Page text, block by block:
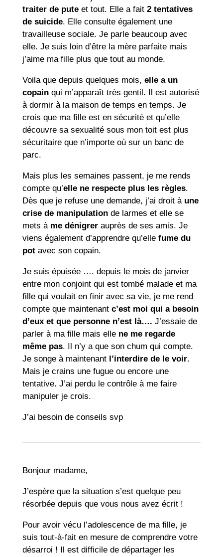
traiter de puteet tout. Elle a fait 2 tentatives
de suicide. Elle consulte également une
travailleuse sociale. Je parle beaucoup avec
elle. Je suis loin d’être la mère parfaite mais
j’aime ma fille plus que tout au monde.
Voila que depuis quelques mois, elle a un
copainqui m’apparaît très gentil. Il est autorisé
à dormir à la maison de temps en temps. Je
crois que ma fille est en sécurité et qu’elle
découvre sa sexualité sous mon toit est plus
sécuritaire que n’importe où sur un banc de
parc.
Mais plus les semaines passent, je me rends
compte qu’elle ne respecte plus les règles.
Dès que je refuse une demande, j’ai droit à une
crise de manipulationde larmes et elle se
mets à me dénigrerauprès de ses amis. Je
viens également d’apprendre qu’elle fume du
potavec son copain.
Je suis épuisée …. depuis le mois de janvier
entre mon conjoint qui est tombé malade et ma
fille qui voulait en finir avec sa vie, je me rend
compte que maintenant c’est moi qui a besoin
d’eux et que personne n’est là…. J’essaie de
parler à ma fille mais elle ne me regarde
même pas. Il n’y a que son chum qui compte.
Je songe à maintenant l’interdire de le voir.
Mais je crains une fugue ou encore une
tentative. J’ai perdu le contrôle à me faire
manipuler je crois.
J’ai besoin de conseils svp
Bonjour madame,
J’espère que la situation s’est quelque peu
résorbée depuis que vous nous avez écrit !
Pour avoir vécu l’adolescence de ma fille, je
suis tout-à-fait en mesure de comprendre votre
désarroi ! Il est difficile de départager les